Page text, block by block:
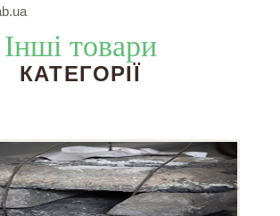
Інші товари
КАТЕГОРІЇ